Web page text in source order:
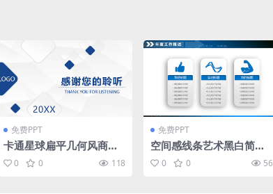
免费PPT
卡通星球扁平几何风商务
总结汇报通用ppt模板
0 0 118
免费PPT
空间感线条艺术黑白简约
商务汇报通用ppt模板
0 0 56